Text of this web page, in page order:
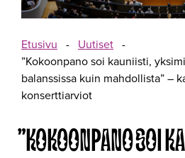
Etusivu - Uutiset -
”Kokoonpano soi kauniisti,
balanssissa kuin mahdollista” –
konserttiarviot
”KOKOONPANO SOI